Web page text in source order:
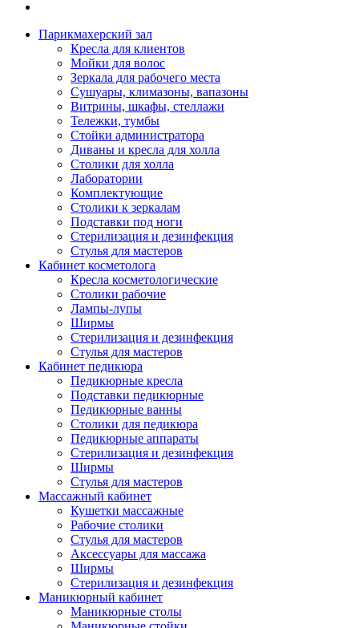
Парикмахерский зал
Кресла для клиентов
Мойки для волос
Зеркала для рабочего места
Сушуары, климазоны, вапазоны
Витрины, шкафы, стеллажи
Тележки, тумбы
Стойки администратора
Диваны и кресла для холла
Столики для холла
Лаборатории
Комплектующие
Столики к зеркалам
Подставки под ноги
Стерилизация и дезинфекция
Стулья для мастеров
Кабинет косметолога
Кресла косметологические
Столики рабочие
Лампы-лупы
Ширмы
Стерилизация и дезинфекция
Стулья для мастеров
Кабинет педикюра
Педикюрные кресла
Подставки педикюрные
Педикюрные ванны
Столики для педикюра
Педикюрные аппараты
Стерилизация и дезинфекция
Ширмы
Стулья для мастеров
Массажный кабинет
Кушетки массажные
Рабочие столики
Стулья для мастеров
Аксессуары для массажа
Ширмы
Стерилизация и дезинфекция
Маникюрный кабинет
Маникюрные столы